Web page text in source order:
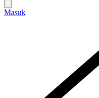
Masuk